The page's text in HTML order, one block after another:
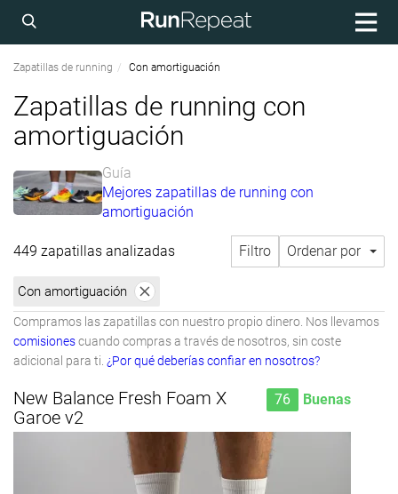
Zapatillas de running Con amortiguación
Zapatillas de running con
amortiguación
Guía
Mejores zapatillas de running con
amortiguación
449 zapatillas analizadas Filtro Ordenar por
Con amortiguación
Compramos las zapatillas con nuestro propio dinero. Nos llevamos
comisionescuando compras a través de nosotros, sin coste
adicional para ti. ¿Por qué deberías confiar en nosotros?
New Balance Fresh Foam X
Garoe v2
76 Buenas